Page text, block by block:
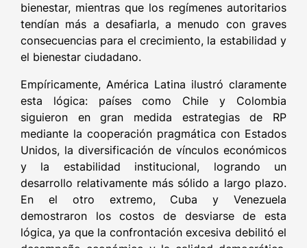
bienestar, mientras que los regímenes autoritarios
tendían más a desafiarla, a menudo con graves
consecuencias para el crecimiento, la estabilidad y
el bienestar ciudadano.
Empíricamente, América Latina ilustró claramente
esta lógica: países como Chile y Colombia
siguieron en gran medida estrategias de RP
mediante la cooperación pragmática con Estados
Unidos, la diversificación de vínculos económicos
y la estabilidad institucional, logrando un
desarrollo relativamente más sólido a largo plazo.
En el otro extremo, Cuba y Venezuela
demostraron los costos de desviarse de esta
lógica, ya que la confrontación excesiva debilitó el